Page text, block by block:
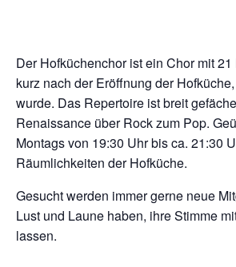
Der Hofküchenchor ist ein Chor mit
kurz nach der Eröffnung der
wurde. Das Repertoire ist breit
Renaissance über Rock zum Pop.
Montags von 19:30 Uhr bis ca. 21:30
Räumlichkeiten der Hofküche.
Gesucht werden immer gerne neue
Lust und Laune haben, ihre Stimme
lassen.